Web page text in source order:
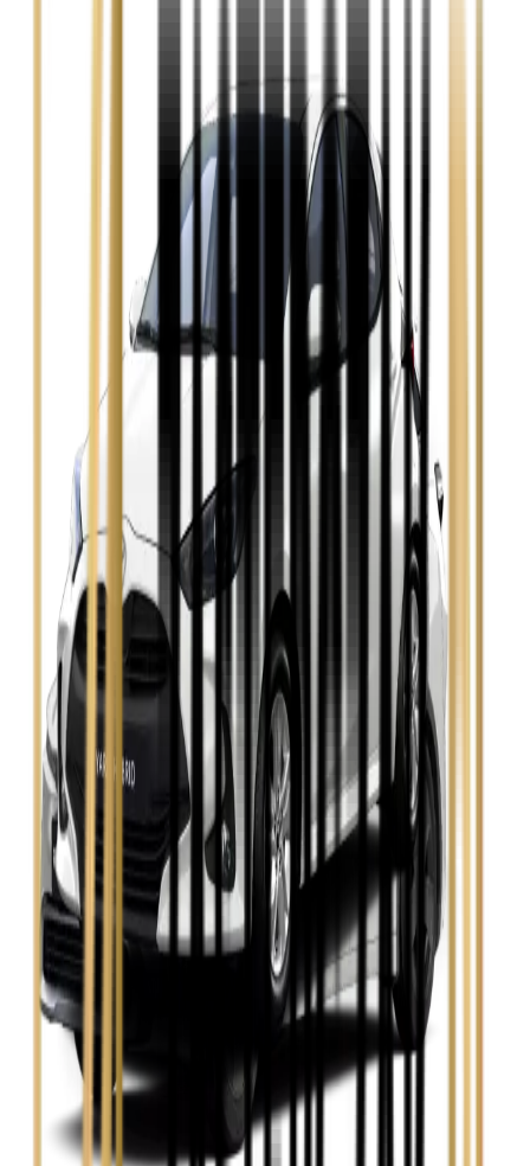
Seat Leon
Skoda Fabia
Zobacz
Skoda Kamiq
Zobacz
Skoda Octavia
Zobacz
Toyota Avensis
Zobacz
Toyota Camry
Zobacz
Toyota Corolla
Toyota Prius